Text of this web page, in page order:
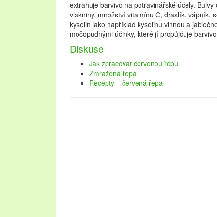
extrahuje barvivo na potravinářské účely.
vlákniny, množství vitamínu C, draslík, vápník,
kyselin jako například kyselinu vinnou a
močopudnými účinky, které jí propůjčuje
Diskuse
Jak zpracovat červenou řepu
Zmražená řepa
Recepty – červená řepa